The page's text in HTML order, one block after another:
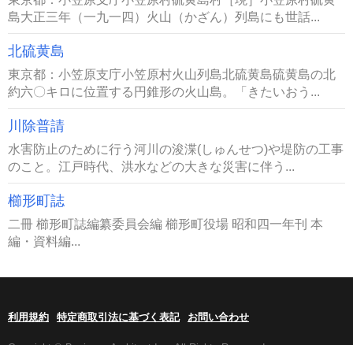
島大正三年（一九一四）火山（かざん）列島にも世話...
北硫黄島
東京都：小笠原支庁小笠原村火山列島北硫黄島硫黄島の北
約六〇キロに位置する円錐形の火山島。「きたいおう...
川除普請
水害防止のために行う河川の浚渫(しゅんせつ)や堤防の工事
のこと。江戸時代、洪水などの大きな災害に伴う...
櫛形町誌
二冊 櫛形町誌編纂委員会編 櫛形町役場 昭和四一年刊 本
編・資料編...
利用規約 特定商取引法に基づく表記 お問い合わせ